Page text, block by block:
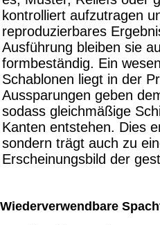
kontrolliert aufzutragen
reproduzierbares
Ausführung bleiben sie
formbeständig. Ein
Schablonen liegt in der
Aussparungen geben
sodass gleichmäßige
Kanten entstehen. Dies
sondern trägt auch zu
Erscheinungsbild der
Wiederverwendbare